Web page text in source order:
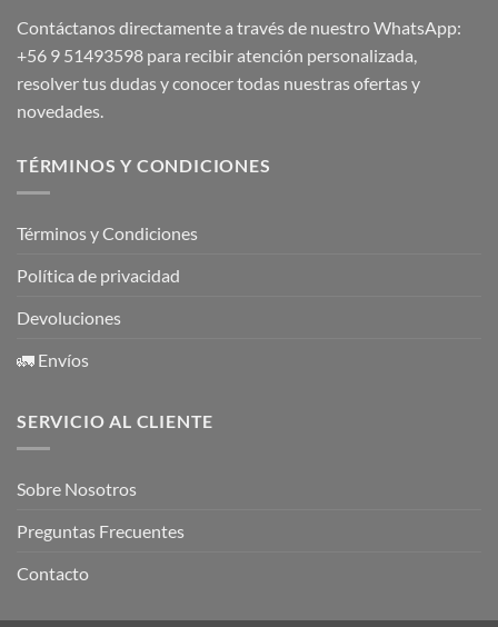
Contáctanos directamente a través de nuestro WhatsApp:
+56 9 51493598 para recibir atención personalizada,
resolver tus dudas y conocer todas nuestras ofertas y
novedades.
TÉRMINOS Y CONDICIONES
Términos y Condiciones
Política de privacidad
Devoluciones
🚛 Envíos
SERVICIO AL CLIENTE
Sobre Nosotros
Preguntas Frecuentes
Contacto